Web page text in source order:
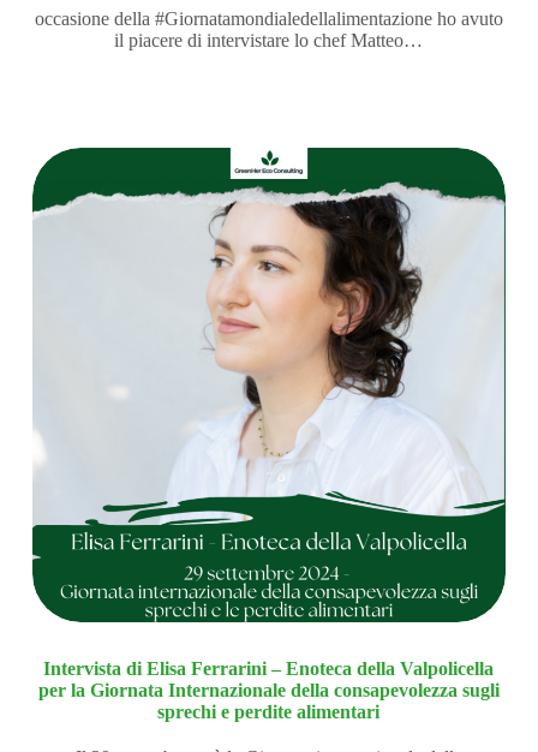
occasione della #Giornatamondialedellalimentazione ho avuto
il piacere di intervistare lo chef Matteo…
Intervista di Elisa Ferrarini – Enoteca della Valpolicella
per la Giornata Internazionale della consapevolezza sugli
sprechi e perdite alimentari